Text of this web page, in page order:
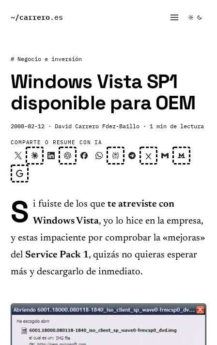
~/carrero.es
# Negocio e inversión
Windows Vista SP1
disponible para OEM
2008-02-12 · David Carrero Fdez-Baillo · 1 min de lectura
COMPARTE O RESUME CON IA
S i fuiste de los que te atreviste con
Windows Vista, yo lo hice en la empresa,
y estas impaciente por comprobar la «mejoras»
del Service Pack 1, quizás no quieras esperar
más y descargarlo de inmediato.